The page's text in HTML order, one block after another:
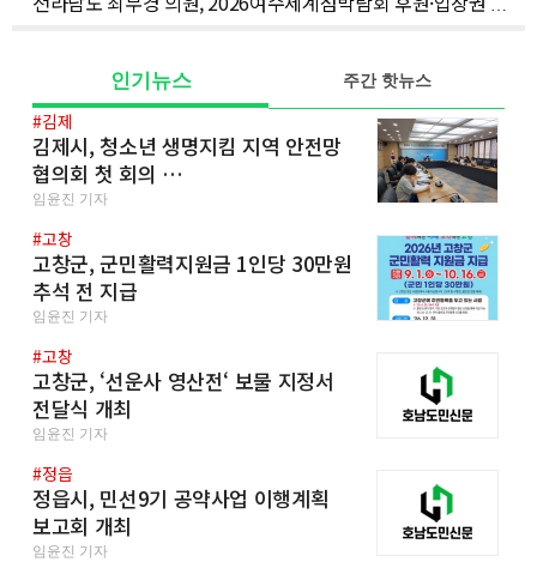
전라남도 최무경 의원, 2026여수세계섬박람회 후원·입장권 수입 부진 강력 질타
인기뉴스
#김제
김제시, 청소년 생명지킴 지역 안전망
협의회 첫 회의 …
임윤진 기자
#고창
고창군, 군민활력지원금 1인당 30만원
추석 전 지급
임윤진 기자
#고창
고창군, ‘선운사 영산전‘ 보물 지정서
전달식 개최
임윤진 기자
#정읍
정읍시, 민선9기 공약사업 이행계획
보고회 개최
임윤진 기자
주간 핫뉴스